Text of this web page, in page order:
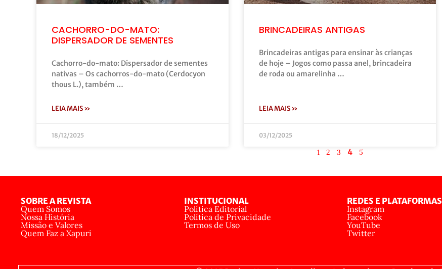
CACHORRO-DO-MATO:
DISPERSADOR DE SEMENTES
Cachorro-do-mato: Dispersador de sementes
nativas – Os cachorros-do-mato (Cerdocyon
thous L.), também …
LEIA MAIS »
18/12/2025
BRINCADEIRAS ANTIGAS
Brincadeiras antigas para ensinar às crianças
de hoje – Jogos como passa anel, brincadeira
de roda ou amarelinha …
LEIA MAIS »
03/12/2025
1 2 3 4 5
SOBRE A REVISTA
Quem Somos
Nossa História
Missão e Valores
Quem Faz a Xapuri
INSTITUCIONAL
Política Editorial
Política de Privacidade
Termos de Uso
REDES E PLATAFORMAS
Instagram
Facebook
YouTube
Twitter